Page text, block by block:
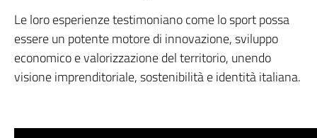
Le loro esperienze testimoniano come lo sport possa
essere un potente motore di innovazione, sviluppo
economico e valorizzazione del territorio, unendo
visione imprenditoriale, sostenibilità e identità italiana.